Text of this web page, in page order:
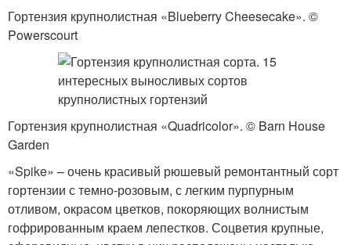
Гортензия крупнолистная «Blueberry Cheesecake». ©
Powerscourt
Гортензия крупнолистная «Quadricolor». © Barn House
Garden
«Spike» – очень красивый рюшевый ремонтантный сорт
гортензии с темно-розовым, с легким пурпурным
отливом, окрасом цветков, покоряющих волнистым
гофрированным краем лепестков. Соцветия крупные,